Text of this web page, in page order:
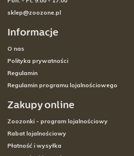
Informacje
O nas
Polityka prywatności
Regulamin
Regulamin programu lojalnościowego
Zakupy online
Zoozonki - program lojalnościowy
Rabat lojalnościowy
Płatność i wysyłka
sklep@zoozone.pl